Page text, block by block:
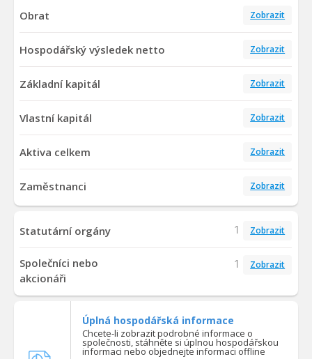
Obrat Zobrazit
Hospodářský výsledek netto Zobrazit
Základní kapitál Zobrazit
Vlastní kapitál Zobrazit
Aktiva celkem Zobrazit
Zaměstnanci Zobrazit
Statutární orgány 1 Zobrazit
Společníci nebo
akcionáři
1 Zobrazit
Úplná hospodářská informace
Chcete-li zobrazit podrobné informace o
společnosti, stáhněte si úplnou hospodářskou
informaci nebo objednejte informaci offline